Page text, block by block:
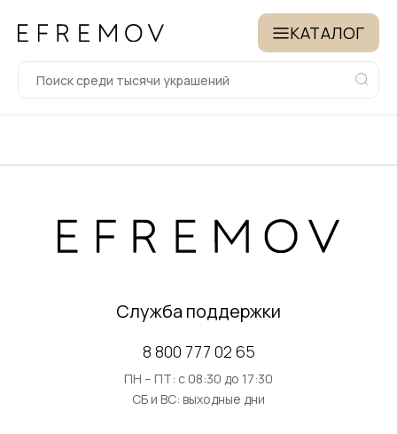
КАТАЛОГ
Служба поддержки
8 800 777 02 65
ПН – ПТ: с 08:30 до 17:30
СБ и ВС: выходные дни